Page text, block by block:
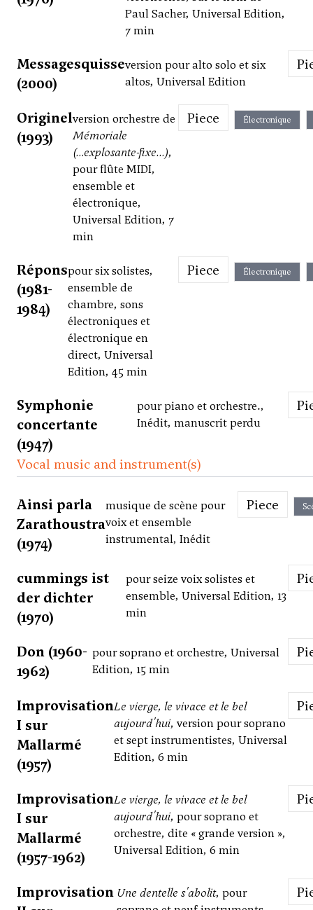
Paul Sacher, Universal Edition,
7 min
Messagesquisse
(2000)
version pour alto solo et six
altos, Universal Edition
Originel
(1993)
version orchestre de
Mémoriale
(...explosante-fixe...),
pour flûte MIDI,
ensemble et
électronique,
Universal Edition, 7
min
Piece Électronique
Répons
(1981-
1984)
pour six solistes,
ensemble de
chambre, sons
électroniques et
électronique en
direct, Universal
Edition, 45 min
Piece Électronique
Symphonie
concertante
(1947)
pour piano et orchestre.,
Inédit, manuscrit perdu
Vocal music and instrument(s)
Ainsi parla
Zarathoustra
(1974)
musique de scène pour
voix et ensemble
instrumental, Inédit
Piece
cummings ist
der dichter
(1970)
pour seize voix solistes et
ensemble, Universal Edition, 13
min
Don (1960-
1962)
pour soprano et orchestre, Universal
Edition, 15 min
Improvisation
I sur
Mallarmé
(1957)
Le vierge, le vivace et le bel
aujourd'hui, version pour soprano
et sept instrumentistes, Universal
Edition, 6 min
Improvisation
I sur
Mallarmé
(1957-1962)
Le vierge, le vivace et le bel
aujourd'hui, pour soprano et
orchestre, dite « grande version »,
Universal Edition, 6 min
Improvisation Une dentelle s'abolit, pour